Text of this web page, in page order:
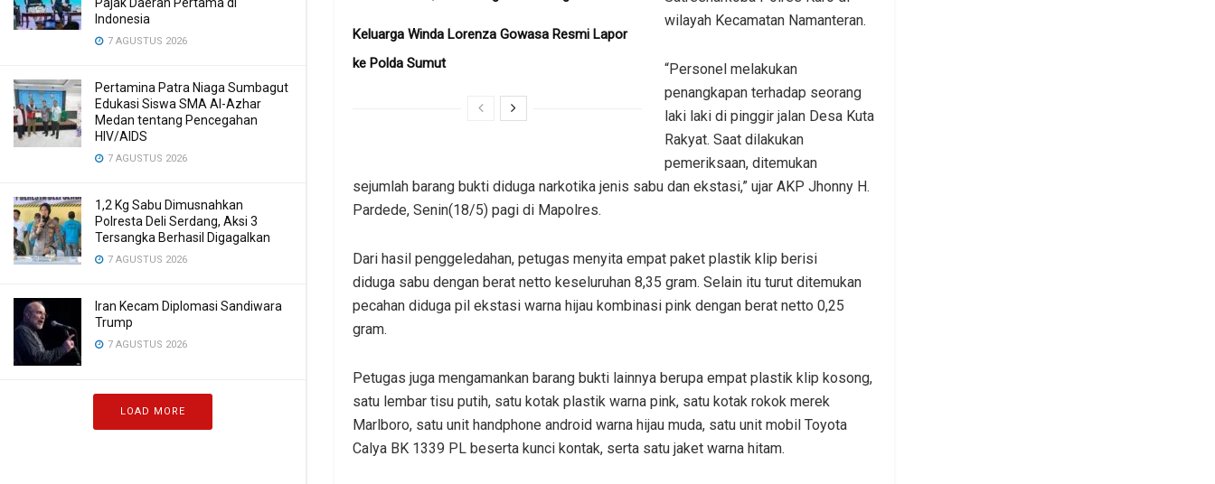
Indonesia
7 AGUSTUS 2026
Pertamina Patra Niaga Sumbagut
Edukasi Siswa SMA Al-Azhar
Medan tentang Pencegahan
HIV/AIDS
7 AGUSTUS 2026
1,2 Kg Sabu Dimusnahkan
Polresta Deli Serdang, Aksi 3
Tersangka Berhasil Digagalkan
7 AGUSTUS 2026
Iran Kecam Diplomasi Sandiwara
Trump
7 AGUSTUS 2026
LOAD MORE
Keluarga Winda Lorenza Gowasa Resmi Lapor
ke Polda Sumut
wilayah Kecamatan Namanteran.
“Personel melakukan
penangkapan terhadap seorang
laki laki di pinggir jalan Desa Kuta
Rakyat. Saat dilakukan
pemeriksaan, ditemukan
sejumlah barang bukti diduga narkotika jenis sabu dan ekstasi,” ujar AKP Jhonny H.
Pardede, Senin(18/5) pagi di Mapolres.
Dari hasil penggeledahan, petugas menyita empat paket plastik klip berisi
diduga sabu dengan berat netto keseluruhan 8,35 gram. Selain itu turut ditemukan
pecahan diduga pil ekstasi warna hijau kombinasi pink dengan berat netto 0,25
gram.
Petugas juga mengamankan barang bukti lainnya berupa empat plastik klip kosong,
satu lembar tisu putih, satu kotak plastik warna pink, satu kotak rokok merek
Marlboro, satu unit handphone android warna hijau muda, satu unit mobil Toyota
Calya BK 1339 PL beserta kunci kontak, serta satu jaket warna hitam.